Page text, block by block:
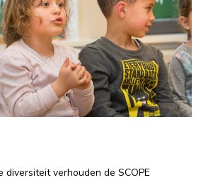
diversiteit verhouden de SCOPE